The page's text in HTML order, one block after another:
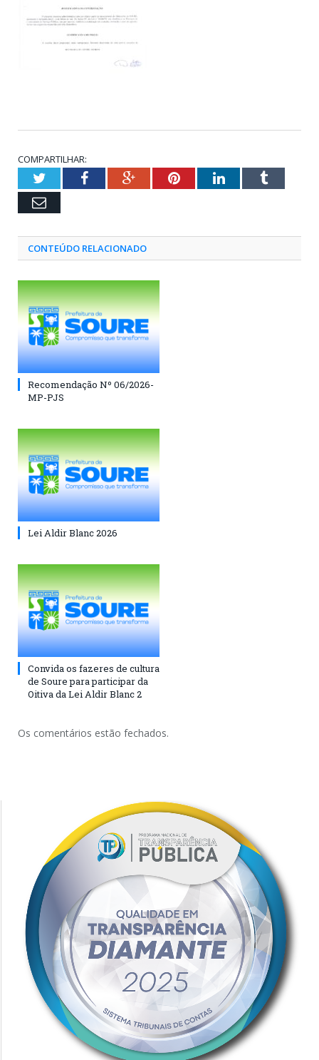
COMPARTILHAR:
TwitterFacebookGoogle+PinterestLinkedInTumblr
Email
CONTEÚDO RELACIONADO
Recomendação Nº 06/2026-
MP-PJS
Lei Aldir Blanc 2026
Convida os fazeres de cultura
de Soure para participar da
Oitiva da Lei Aldir Blanc 2
Os comentários estão fechados.